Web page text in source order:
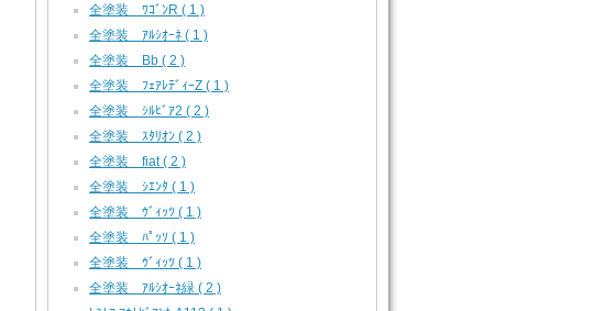
全塗装 ﾜｺﾞﾝR ( 1 )
全塗装 ｱﾙｼｵｰﾈ ( 1 )
全塗装 Bb ( 2 )
全塗装 ﾌｪｱﾚﾃﾞｨｰZ ( 1 )
全塗装 ｼﾙﾋﾞｱ2 ( 2 )
全塗装 ｽﾀﾘｵﾝ ( 2 )
全塗装 fiat ( 2 )
全塗装 ｼｴﾝﾀ ( 1 )
全塗装 ｳﾞｨｯﾂ ( 1 )
全塗装 ﾊﾟｯｿ ( 1 )
全塗装 ｳﾞｨｯﾂ ( 1 )
全塗装 ｱﾙｼｵｰﾈ緑 ( 2 )